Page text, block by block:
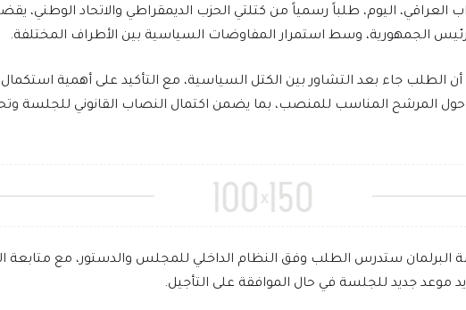
اليوم، طلباً رسمياً من كتلتي الحزب الديمقراطي والاتحاد الوطني،
رئيس الجمهورية، وسط استمرار المفاوضات السياسية بين الأطراف المختلفة.
الطلب جاء بعد التشاور بين الكتل السياسية، مع التأكيد على أهمية
المرشح المناسب للمنصب، بما يضمن اكتمال النصاب القانوني للجلسة
البرلمان ستدرس الطلب وفق النظام الداخلي للمجلس والدستور، مع متابعة
موعد جديد للجلسة في حال الموافقة على التأجيل.